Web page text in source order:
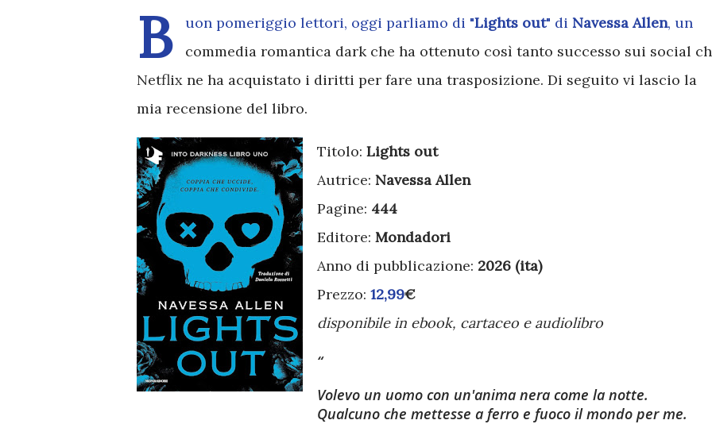
B uon pomeriggio lettori, oggi parliamo di "Lights out" di Navessa Allen, un
commedia romantica dark che ha ottenuto così tanto successo sui social
Netflix ne ha acquistato i diritti per fare una trasposizione. Di seguito vi lascio la
mia recensione del libro.
Titolo: Lights out
Autrice: Navessa Allen
Pagine: 444
Editore: Mondadori
Anno di pubblicazione: 2026 (ita)
Prezzo: 12,99€
disponibile in ebook, cartaceo e audiolibro
Volevo un uomo con un'anima nera come la notte.
Qualcuno che mettesse a ferro e fuoco il mondo per me.